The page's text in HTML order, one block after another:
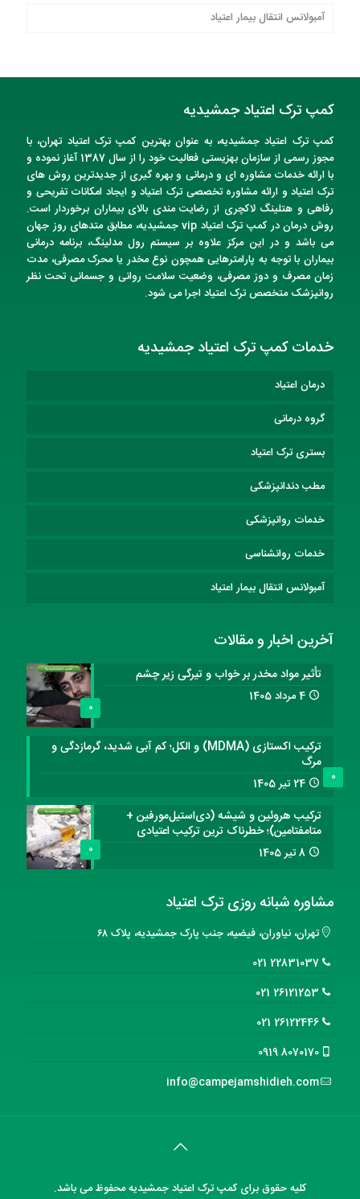
آمبولانس انتقال بیمار اعتیاد
کمپ ترک اعتیاد جمشیدیه
کمپ ترک اعتیادجمشیدیه، به عنوانبهترین کمپ ترک اعتیاد تهران، با
مجوز رسمی از سازمان بهزیستی فعالیت خود را از سال 1387 آغاز نموده و
با ارائه خدمات مشاوره ای و درمانی و بهره گیری از جدیدترین روش های
ترک اعتیاد و ارائه مشاوره تخصصی ترک اعتیاد و ایجاد امکانات تفریحی و
رفاهی و هتلینگ لاکچری از رضایت مندی بالای بیماران برخوردار است.
روش درمان در کمپ ترک اعتیاد vip جمشیدیه، مطابق متدهای روز جهان
می باشد و در این مرکز علاوه بر سیستم رول مدلینگ، برنامه درمانی
بیماران با توجه به پارامترهایی همچون نوع مخدر یا محرک مصرفی، مدت
زمان مصرف و دوز مصرفی، وضعیت سلامت روانی و جسمانی تحت نظر
روانپزشک متخصصترک اعتیاداجرا می شود.
خدمات کمپ ترک اعتیاد جمشیدیه
درمان اعتیاد
گروه درمانی
بستری ترک اعتیاد
مطب دندانپزشکی
خدمات روانپزشکی
خدمات روانشناسی
آمبولانس انتقال بیمار اعتیاد
آخرین اخبار و مقالات
0
تأثیر مواد مخدر بر خواب و تیرگی زیر چشم
4 مرداد 1405
0
ترکیب اکستازی (MDMA) و الکل؛ کم آبی شدید، گرمازدگی و
مرگ
24 تیر 1405
0
ترکیب هروئین و شیشه (دی‌استیل‌مورفین +
متامفتامین)؛ خطرناک ترین ترکیب اعتیادی
8 تیر 1405
مشاوره شبانه روزی ترک اعتیاد
تهران، نیاوران، فیضیه، جنب پارک جمشیدیه، پلاک ۶۸
22831037 021
26121253 021
26122446 021
8070170 0919
info@campejamshidieh.com
کلیه حقوق برای کمپ ترک اعتیاد جمشیدیهمحفوظ می باشد.